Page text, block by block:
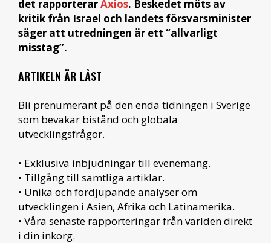
det rapporterarAxios. Beskedet möts av
kritik från Israel och landets försvarsminister
säger att utredningen är ett “allvarligt
misstag”.
ARTIKELN ÄR LÅST
Bli prenumerant på den enda tidningen i Sverige
som bevakar bistånd och globala
utvecklingsfrågor.
• Exklusiva inbjudningar till evenemang.
• Tillgång till samtliga artiklar.
• Unika och fördjupande analyser om
utvecklingen i Asien, Afrika och Latinamerika.
• Våra senaste rapporteringar från världen direkt
i din inkorg.